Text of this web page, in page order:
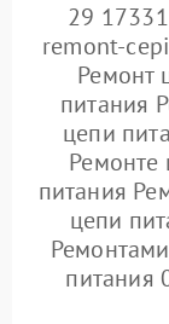
29
remont-
Ремонт
питания
цепи
Ремонте
питания
цепи
питания